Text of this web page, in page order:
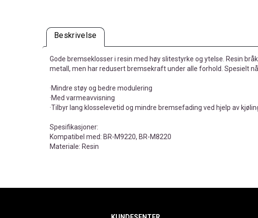
Beskrivelse
Gode bremseklosser i resin med høy slitestyrke og ytelse. Resin
metall, men har redusert bremsekraft under alle forhold. Spesielt
·Mindre støy og bedre modulering
·Med varmeavvisning
·Tilbyr lang klosselevetid og mindre bremsefading ved hjelp av
Spesifikasjoner:
Kompatibel med: BR-M9220, BR-M8220
Materiale: Resin